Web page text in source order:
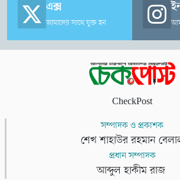
এক্স
আমাদের সাথে যুক্ত হন
CheckPost
সম্পাদক ও প্রকাশক
শেখ শাহাউর রহমান
প্রধান সম্পাদক
আব্দুল হাকীম রাজ